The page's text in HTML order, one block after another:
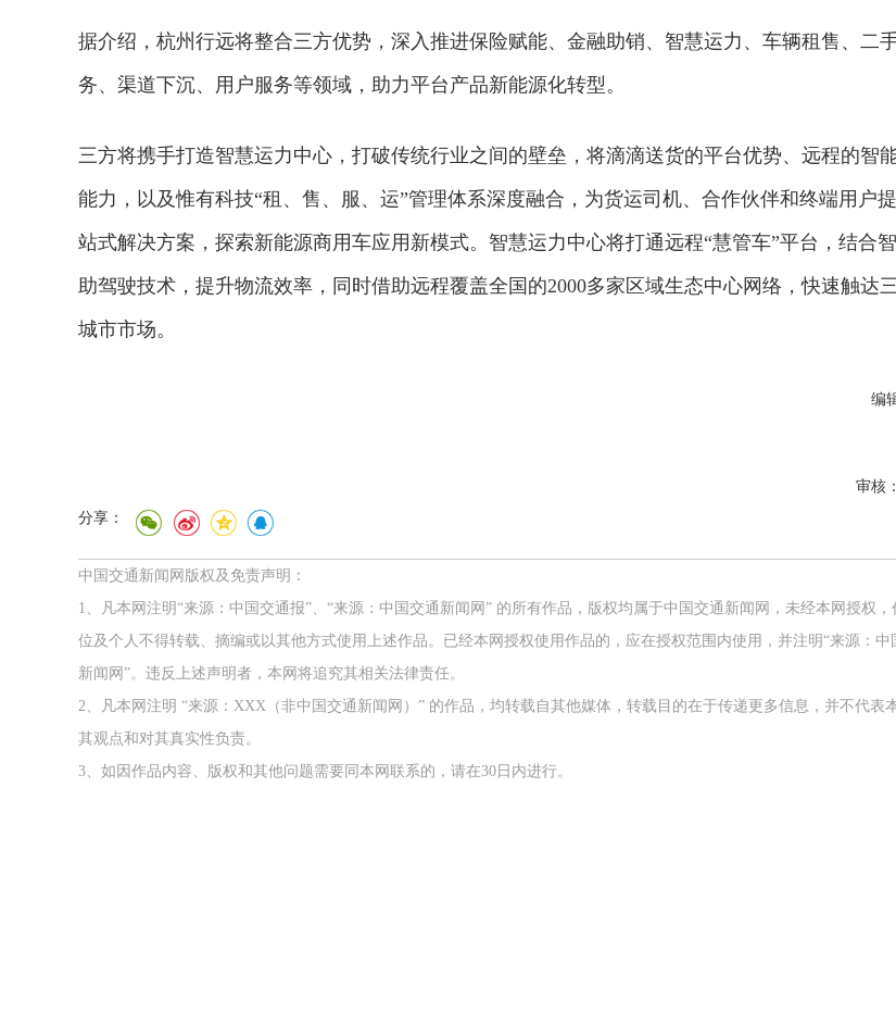
据介绍，杭州行远将整合三方优势，深入推进保险赋能、金融助销、智慧运力、车辆租售、二
务、渠道下沉、用户服务等领域，助力平台产品新能源化转型。
三方将携手打造智慧运力中心，打破传统行业之间的壁垒，将滴滴送货的平台优势、远程的智
能力，以及惟有科技“租、售、服、运”管理体系深度融合，为货运司机、合作伙伴和终端用户
站式解决方案，探索新能源商用车应用新模式。智慧运力中心将打通远程“慧管车”平台，结合
助驾驶技术，提升物流效率，同时借助远程覆盖全国的2000多家区域生态中心网络，快速触达
城市市场。
编
审核
分享：
中国交通新闻网版权及免责声明：
1、凡本网注明“来源：中国交通报”、“来源：中国交通新闻网” 的所有作品，版权均属于中国交通新闻网，未经本网授权，
位及个人不得转载、摘编或以其他方式使用上述作品。已经本网授权使用作品的，应在授权范围内使用，并注明“来源：中
新闻网”。违反上述声明者，本网将追究其相关法律责任。
2、凡本网注明 “来源：XXX（非中国交通新闻网）” 的作品，均转载自其他媒体，转载目的在于传递更多信息，并不代表
其观点和对其真实性负责。
3、如因作品内容、版权和其他问题需要同本网联系的，请在30日内进行。